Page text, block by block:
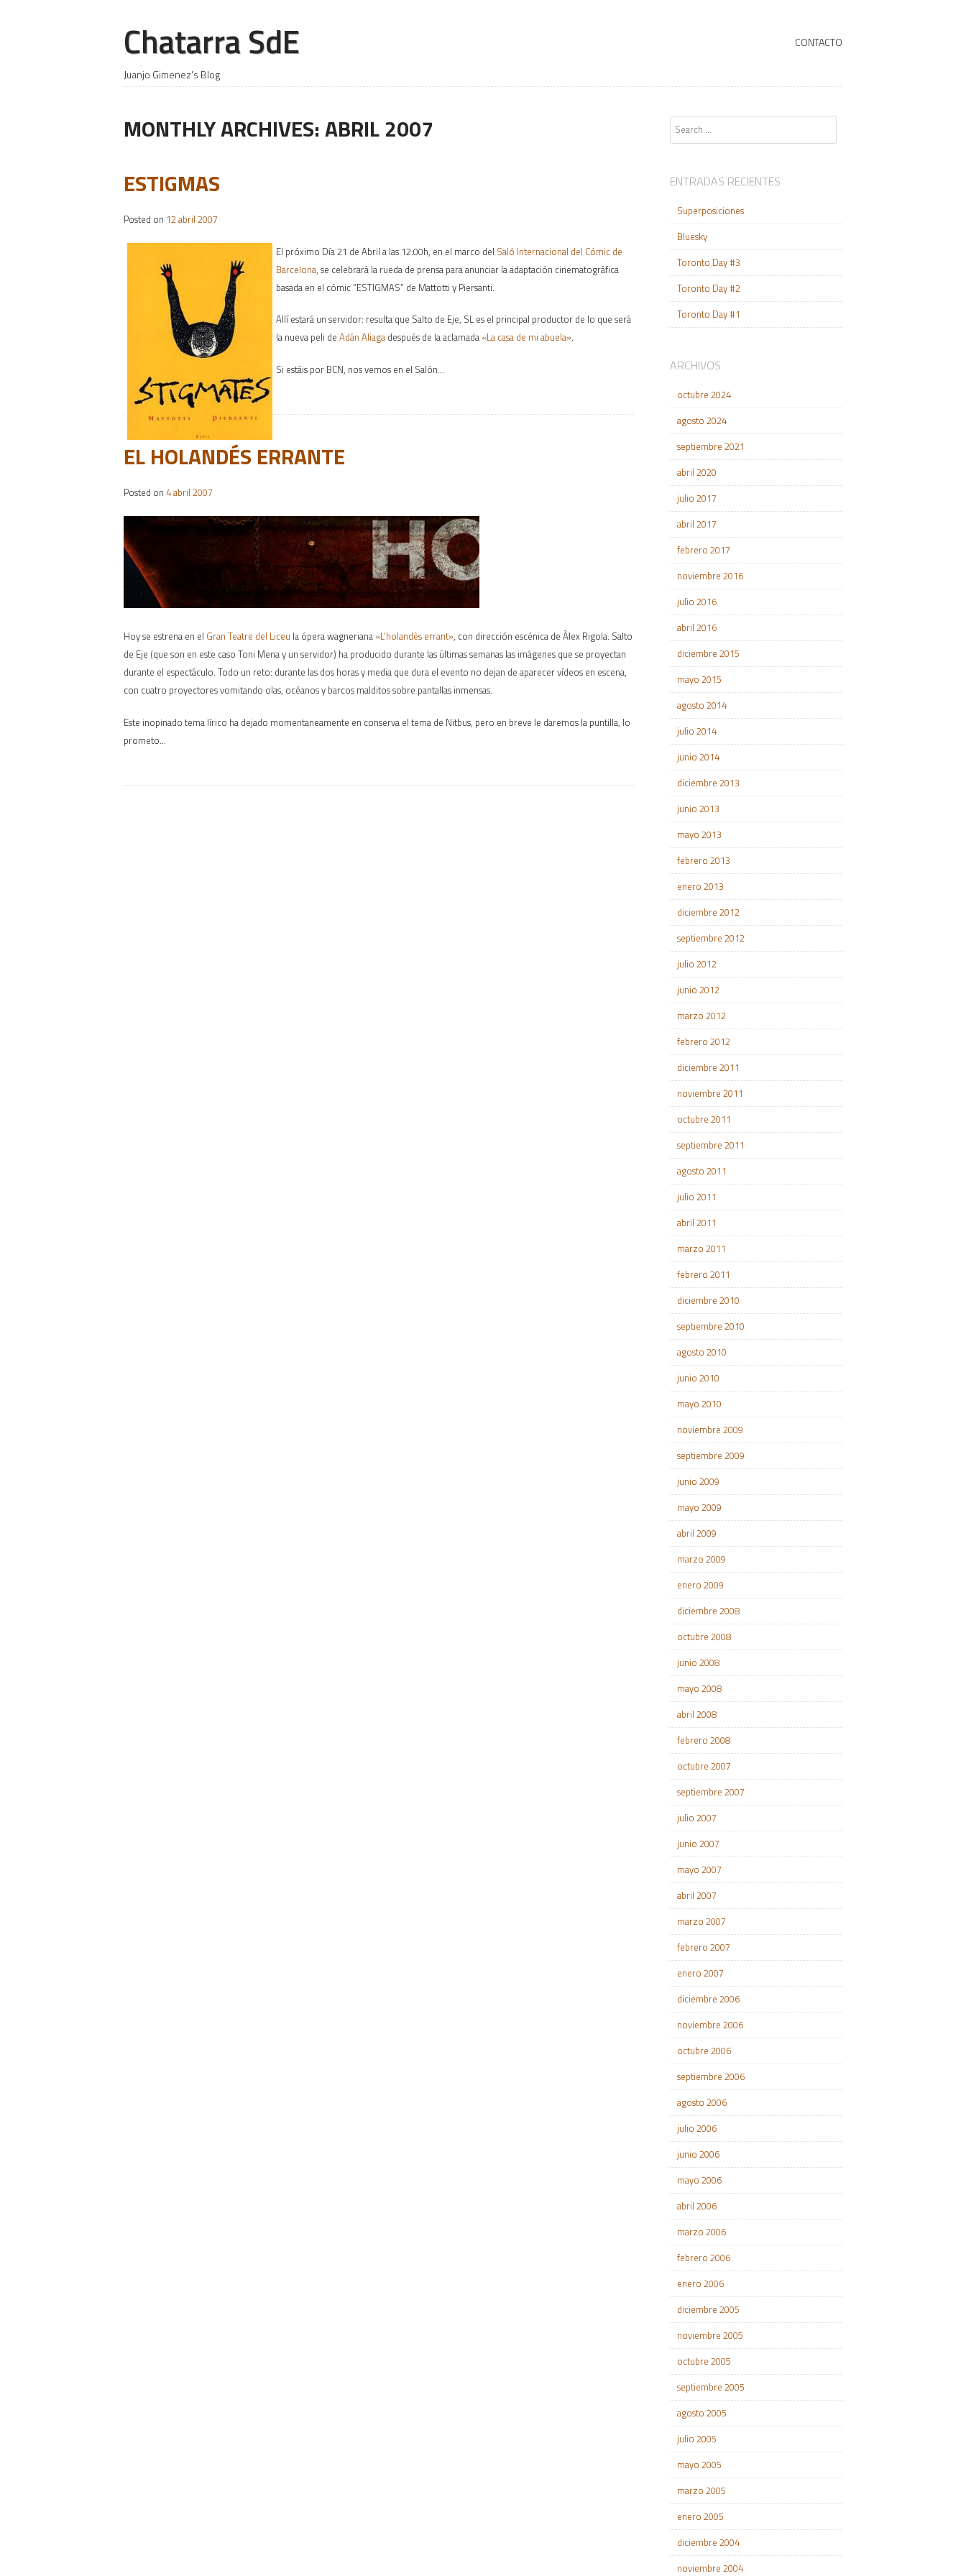
Chatarra SdE
Juanjo Gimenez's Blog
+
SKIP TO CONTENT
CONTACTO
MONTHLY ARCHIVES:ABRIL 2007
ESTIGMAS
Posted on 12 abril 2007
El próximo Día 21 de Abril a las 12:00h, en el marco del Saló Internacional del Cómic de
Barcelona, se celebrará la rueda de prensa para anunciar la adaptación cinematográfica
basada en el cómic “ESTIGMAS” de Mattotti y Piersanti.
Allí estará un servidor: resulta que Salto de Eje, SL es el principal productor de lo que será
la nueva peli de Adán Aliaga después de la aclamada «La casa de mi abuela».
Si estáis por BCN, nos vemos en el Salón…
EL HOLANDÉS ERRANTE
Posted on 4 abril 2007
Hoy se estrena en el Gran Teatre del Liceu la ópera wagneriana «L’holandès errant», con dirección escénica de Àlex Rigola. Salto
de Eje (que son en este caso Toni Mena y un servidor) ha producido durante las últimas semanas las imágenes que se proyectan
durante el espectáculo. Todo un reto: durante las dos horas y media que dura el evento no dejan de aparecer vídeos en escena,
con cuatro proyectores vomitando olas, océanos y barcos malditos sobre pantallas inmensas.
Este inopinado tema lírico ha dejado momentaneamente en conserva el tema de Nitbus, pero en breve le daremos la puntilla, lo
prometo…
Search
ENTRADAS RECIENTES
Superposiciones
Bluesky
Toronto Day #3
Toronto Day #2
Toronto Day #1
ARCHIVOS
octubre 2024
agosto 2024
septiembre 2021
abril 2020
julio 2017
abril 2017
febrero 2017
noviembre 2016
julio 2016
abril 2016
diciembre 2015
mayo 2015
agosto 2014
julio 2014
junio 2014
diciembre 2013
junio 2013
mayo 2013
febrero 2013
enero 2013
diciembre 2012
septiembre 2012
julio 2012
junio 2012
marzo 2012
febrero 2012
diciembre 2011
noviembre 2011
octubre 2011
septiembre 2011
agosto 2011
julio 2011
abril 2011
marzo 2011
febrero 2011
diciembre 2010
septiembre 2010
agosto 2010
junio 2010
mayo 2010
noviembre 2009
septiembre 2009
junio 2009
mayo 2009
abril 2009
marzo 2009
enero 2009
diciembre 2008
octubre 2008
junio 2008
mayo 2008
abril 2008
febrero 2008
octubre 2007
septiembre 2007
julio 2007
junio 2007
mayo 2007
abril 2007
marzo 2007
febrero 2007
enero 2007
diciembre 2006
noviembre 2006
octubre 2006
septiembre 2006
agosto 2006
julio 2006
junio 2006
mayo 2006
abril 2006
marzo 2006
febrero 2006
enero 2006
diciembre 2005
noviembre 2005
octubre 2005
septiembre 2005
agosto 2005
julio 2005
mayo 2005
marzo 2005
enero 2005
diciembre 2004
noviembre 2004